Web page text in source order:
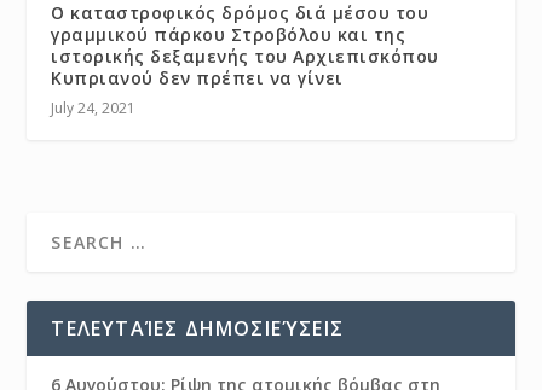
Ο καταστροφικός δρόμος διά μέσου του
γραμμικού πάρκου Στροβόλου και της
ιστορικής δεξαμενής του Αρχιεπισκόπου
Κυπριανού δεν πρέπει να γίνει
July 24, 2021
ΤΕΛΕΥΤΑΊΕΣ ΔΗΜΟΣΙΕΎΣΕΙΣ
6 Αυγούστου: Ρίψη της ατομικής βόμβας στη